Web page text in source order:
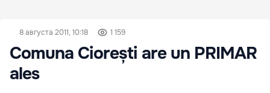
8 августа 2011, 10:18 1 159
Comuna Ciorești are un PRIMAR
ales